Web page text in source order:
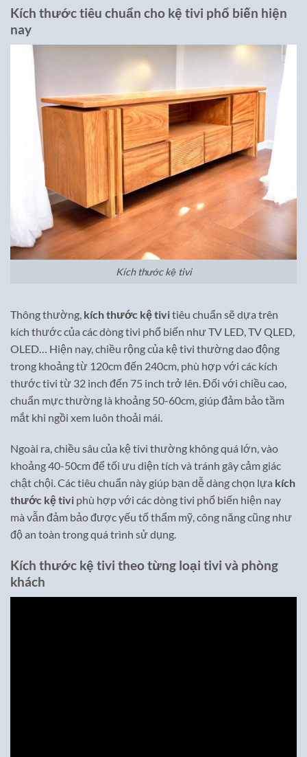
Kích thước tiêu chuẩn cho kệ tivi phổ biến hiện
nay
Kích thước kệ tivi
Thông thường, kích thước kệ tivitiêu chuẩn sẽ dựa trên
kích thước của các dòng tivi phổ biến như TV LED, TV QLED,
OLED… Hiện nay, chiều rộng của kệ tivi thường dao động
trong khoảng từ 120cm đến 240cm, phù hợp với các kích
thước tivi từ 32 inch đến 75 inch trở lên. Đối với chiều cao,
chuẩn mực thường là khoảng 50-60cm, giúp đảm bảo tầm
mắt khi ngồi xem luôn thoải mái.
Ngoài ra, chiều sâu của kệ tivi thường không quá lớn, vào
khoảng 40-50cm để tối ưu diện tích và tránh gây cảm giác
chật chội. Các tiêu chuẩn này giúp bạn dễ dàng chọn lựa kích
thước kệ tivi phù hợp với các dòng tivi phổ biến hiện nay
mà vẫn đảm bảo được yếu tố thẩm mỹ, công năng cũng như
độ an toàn trong quá trình sử dụng.
Kích thước kệ tivi theo từng loại tivi và phòng
khách